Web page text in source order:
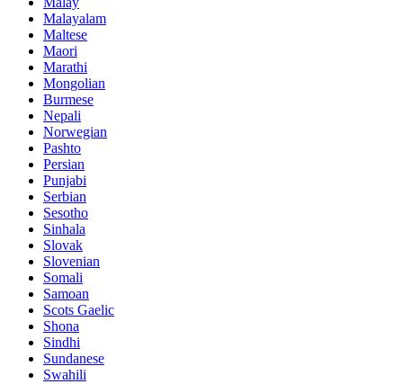
Malayalam
Maltese
Maori
Marathi
Mongolian
Burmese
Nepali
Norwegian
Pashto
Persian
Punjabi
Serbian
Sesotho
Sinhala
Slovak
Slovenian
Somali
Samoan
Scots Gaelic
Shona
Sindhi
Sundanese
Swahili